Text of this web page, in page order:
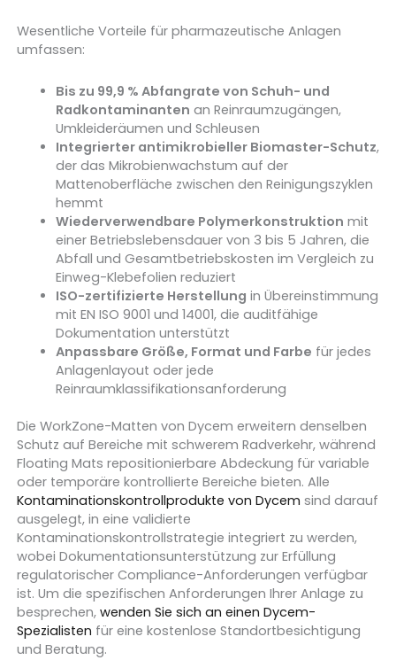
Wesentliche Vorteile für pharmazeutische Anlagen
umfassen:
Bis zu 99,9 % Abfangrate von Schuh- und
Radkontaminanten an Reinraumzugängen,
Umkleideräumen und Schleusen
Integrierter antimikrobieller Biomaster-Schutz,
der das Mikrobienwachstum auf der
Mattenoberfläche zwischen den Reinigungszyklen
hemmt
Wiederverwendbare Polymerkonstruktion mit
einer Betriebslebensdauer von 3 bis 5 Jahren, die
Abfall und Gesamtbetriebskosten im Vergleich zu
Einweg-Klebefolien reduziert
ISO-zertifizierte Herstellung in Übereinstimmung
mit EN ISO 9001 und 14001, die auditfähige
Dokumentation unterstützt
Anpassbare Größe, Format und Farbe für jedes
Anlagenlayout oder jede
Reinraumklassifikationsanforderung
Die WorkZone-Matten von Dycem erweitern denselben
Schutz auf Bereiche mit schwerem Radverkehr, während
Floating Mats repositionierbare Abdeckung für variable
oder temporäre kontrollierte Bereiche bieten. Alle
Kontaminationskontrollprodukte von Dycem sind darauf
ausgelegt, in eine validierte
Kontaminationskontrollstrategie integriert zu werden,
wobei Dokumentationsunterstützung zur Erfüllung
regulatorischer Compliance-Anforderungen verfügbar
ist. Um die spezifischen Anforderungen Ihrer Anlage zu
besprechen, wenden Sie sich an einen Dycem-
Spezialisten für eine kostenlose Standortbesichtigung
und Beratung.